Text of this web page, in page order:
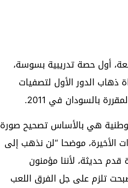
أول حصة تدريبية بسوسة،
ذهاب الدور الأول لتصفيات
بالسودان في 2011.
هي بالأساس تصحيح صورة
الأخيرة، موضحا “لن نذهب إلى
حديثة، لأننا مؤمنون
تلزم على جل الفرق اللعب